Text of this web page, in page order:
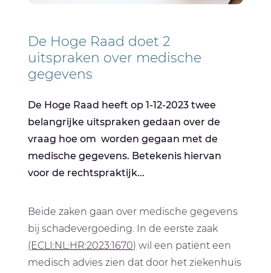
De Hoge Raad doet 2
uitspraken over medische
gegevens
De Hoge Raad heeft op 1-12-2023 twee
belangrijke uitspraken gedaan over de
vraag hoe om worden gegaan met de
medische gegevens. Betekenis hiervan
voor de rechtspraktijk...
Beide zaken gaan over medische gegevens
bij schadevergoeding. In de eerste zaak
(ECLI:NL:HR:2023:1670) wil een patiënt een
medisch advies zien dat door het ziekenhuis